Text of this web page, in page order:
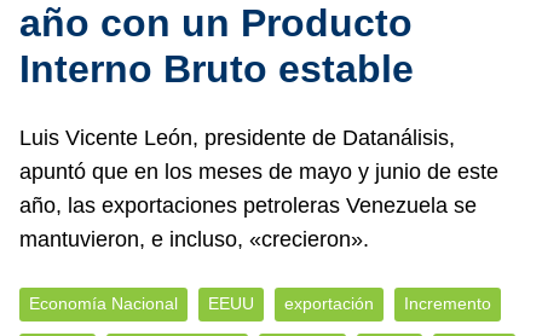
año con un Producto
Interno Bruto estable
Luis Vicente León, presidente de Datanálisis,
apuntó que en los meses de mayo y junio de este
año, las exportaciones petroleras Venezuela se
mantuvieron, e incluso, «crecieron».
Economía Nacional EEUU exportación Incremento